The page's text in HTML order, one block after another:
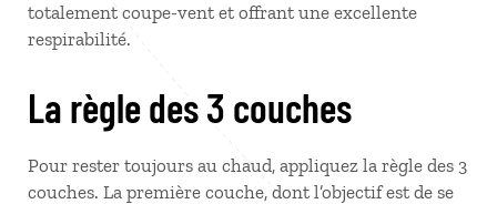
totalement coupe-vent et offrant une excellente
respirabilité.
La règle des 3 couches
Pour rester toujours au chaud, appliquez la règle des 3
couches. La première couche, dont l’objectif est de se